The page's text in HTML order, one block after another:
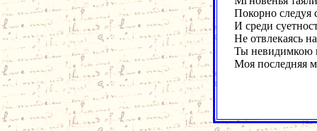
Покорно следуя
И среди
Не отвлекаясь
Ты невидимкою
Моя последняя